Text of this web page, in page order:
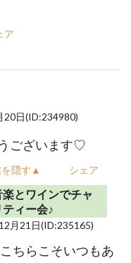
ア
20日(ID:234980)
ございます♡
を隠す▲ シェア
楽とワインでチャ
ティー会♪
月21日(ID:235165)
こちらこそいつもあ